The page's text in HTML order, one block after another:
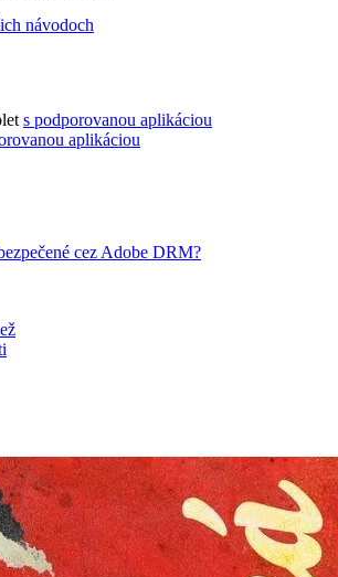
návodoch
s podporovanou aplikáciou
aplikáciou
cez Adobe DRM?